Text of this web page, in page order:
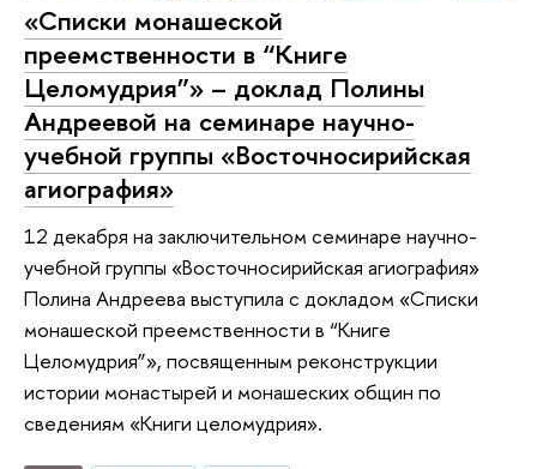
«Списки монашеской
преемственности в “Книге
Целомудрия”» – доклад Полины
Андреевой на семинаре научно-
учебной группы «Восточносирийская
агиография»
12 декабря на заключительном семинаре научно-
учебной группы «Восточносирийская агиография»
Полина Андреева выступила с докладом «Списки
монашеской преемственности в “Книге
Целомудрия”», посвященным реконструкции
истории монастырей и монашеских общин по
сведениям «Книги целомудрия».